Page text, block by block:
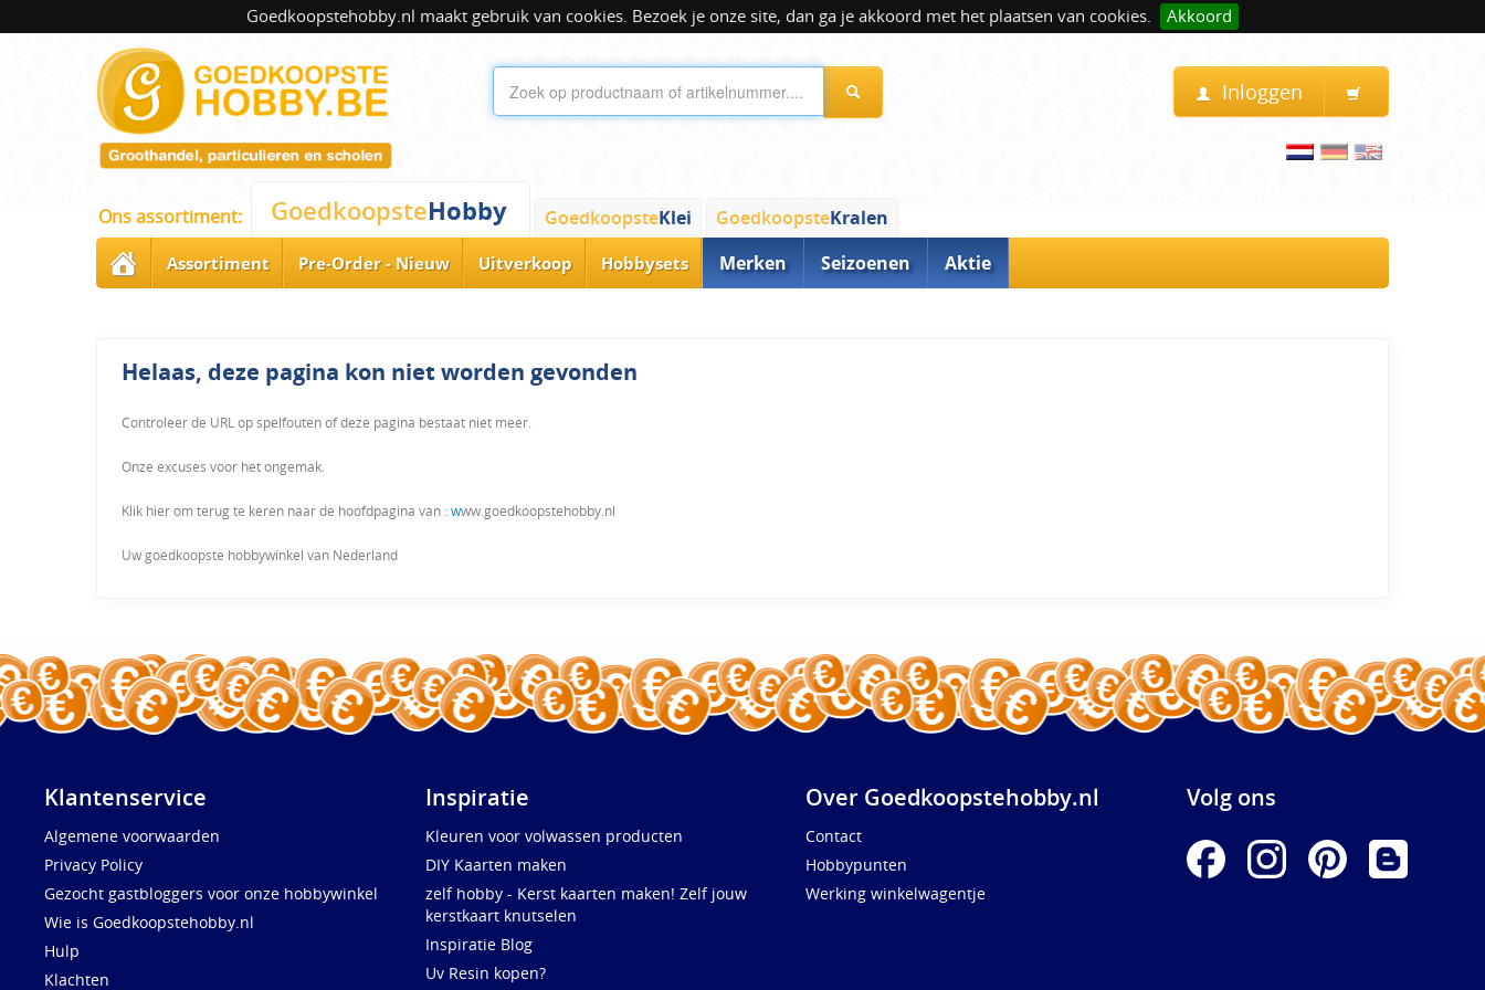
Goedkoopstehobby.nl maakt gebruik van cookies. Bezoek je onze site, dan ga je akkoord met het plaatsen van cookies. Akkoord
Inloggen
Ons assortiment: GoedkoopsteHobby GoedkoopsteKlei GoedkoopsteKralen
Assortiment Pre-Order - Nieuw Uitverkoop Hobbysets Merken Seizoenen Aktie
Helaas, deze pagina kon niet worden gevonden
Controleer de URL op spelfouten of deze pagina bestaat niet meer.
Onze excuses voor het ongemak.
Klik hier om terug te keren naar de hoofdpagina van : www.goedkoopstehobby.nl
Uw goedkoopste hobbywinkel van Nederland
Klantenservice
Algemene voorwaarden
Privacy Policy
Gezocht gastbloggers voor onze hobbywinkel
Wie is Goedkoopstehobby.nl
Hulp
Klachten
Inspiratie
Kleuren voor volwassen producten
DIY Kaarten maken
zelf hobby - Kerst kaarten maken! Zelf jouw
kerstkaart knutselen
Inspiratie Blog
Uv Resin kopen?
Over Goedkoopstehobby.nl
Contact
Hobbypunten
Werking winkelwagentje
Volg ons